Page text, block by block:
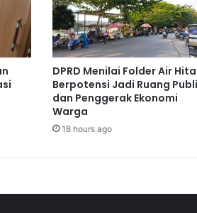
DPRD Menilai Folder Air
Berpotensi Jadi Ruang
dan Penggerak Ekonomi
Warga
18 hours ago